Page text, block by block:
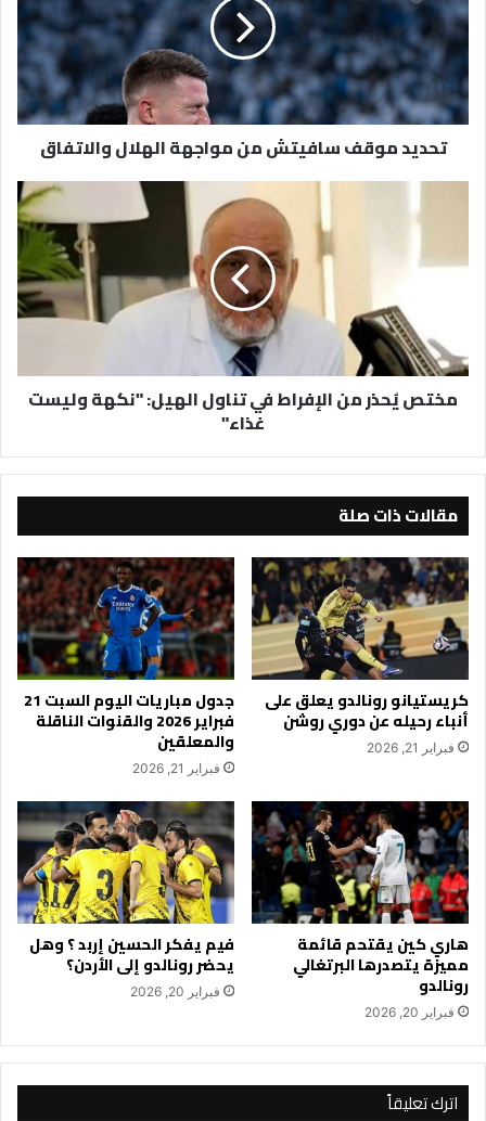
من
مواجهة
الهلال
والاتفاق
تحديد موقف سافيتش من مواجهة الهلال والاتفاق
الإفراط
"نكهة
وليست
غذاء"
مختص يُحذر من الإفراط في تناول الهيل: "نكهة وليست
غذاء"
مقالات ذات صلة
كريستيانو رونالدو يعلق على
أنباء رحيله عن دوري روشن
فبراير 21, 2026
جدول مباريات اليوم السبت 21
فبراير 2026 والقنوات الناقلة
والمعلقين
فبراير 21, 2026
هاري كين يقتحم قائمة
مميزة يتصدرها البرتغالي
رونالدو
فبراير 20, 2026
فيم يفكر الحسين إربد ؟ وهل
يحضر رونالدو إلى الأردن؟
فبراير 20, 2026
اترك تعليقاً